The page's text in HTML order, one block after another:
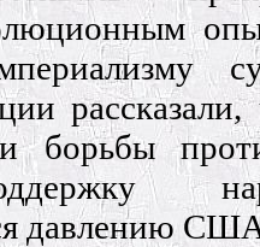
борьбы
давлению